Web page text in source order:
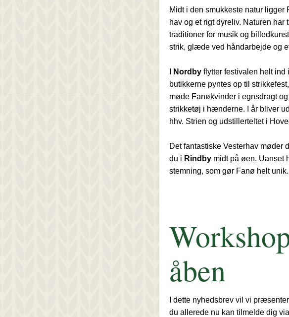
Midt i den smukkeste natur ligger
hav og et rigt dyreliv. Naturen
traditioner for musik og
strik, glæde ved håndarbejde og
Nordby flytter festivalen helt ind
butikkerne pyntes op til
møde Fanøkvinder i egnsdragt
strikketøj i hænderne. I år bliver
hhv. Strien og udstillerteltet i
Det fantastiske Vesterhav møder
du i Rindby midt på øen.
stemning, som gør Fanø helt unik.
åben
I dette nyhedsbrev vil vi
du allerede nu kan tilmelde dig